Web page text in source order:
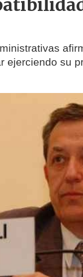
ejerciendo su